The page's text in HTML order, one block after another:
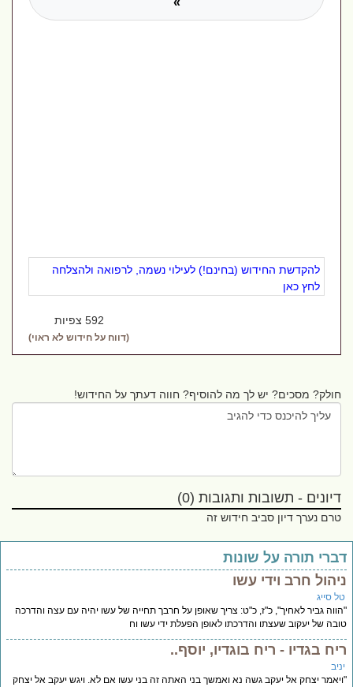
להקדשת החידוש (בחינם!) לעילוי נשמה, לרפואה ולהצלחה
לחץ כאן
592 צפיות
(דווח על חידוש לא ראוי)
חולק? מסכים? יש לך מה להוסיף? חווה דעתך על החידוש!
דיונים - תשובות ותגובות (0)
טרם נערך דיון סביב חידוש זה
תורה על שונות
חרב וידי עשו
סייג
גביר לאחיך", כ"ז, כ"ט: צריך שאופן על חרבך תחייה של עשו יהיה עם עצה והדרכה
של יעקוב שעצתו והדרכתו לאופן הפעלת ידי עשו וח
בגדיו - ריח בוגדיו, יוסף..
יצחק אל יעקב גשה נא ואמשך בני האתה זה בני עשו אם לא. ויגש יעקב אל יצחק